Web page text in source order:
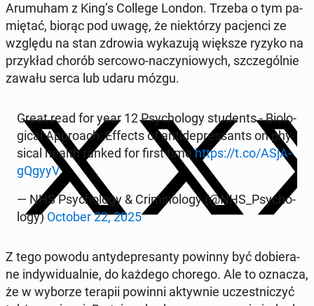
Aru­mu­ham z King’s College London. Trzeba o tym pa­
mię­tać, biorąc pod uwagę, że nie­któ­rzy pa­cjen­ci ze
względu na stan zdrowia wy­ka­zu­ją większe ryzyko na
przy­kład chorób sercowo-na­czy­nio­wych, szcze­gól­nie
zawału serca lub udaru mózgu.
Great read for year 12 Psy­cho­lo­gy stu­dents - Bio­lo­
gi­cal Ap­pro­ach: Effects of an­ti­de­pres­sants on phy­
si­cal health ranked for first timehttps://t.co/ASjA­
gQgy­yV
— NHS Psy­cho­lo­gy & Cri­mi­no­lo­gy (@NHS_Psy­cho­
lo­gy) October 22, 2025
Z tego powodu an­ty­de­pre­san­ty powinny być do­bie­ra­
ne in­dy­wi­du­al­nie, do każdego chorego. Ale to oznacza,
że w wyborze terapii powinni ak­tyw­nie uczest­ni­czyć